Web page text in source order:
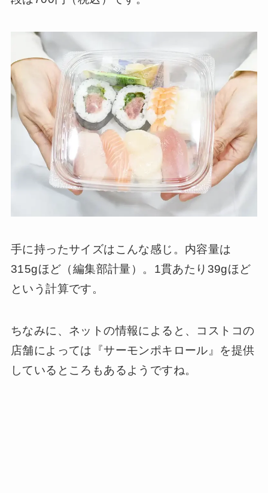
手に持ったサイズはこんな感じ。内容量は
315gほど（編集部計量）。1貫あたり39gほど
という計算です。
ちなみに、ネットの情報によると、コストコの
店舗によっては『サーモンポキロール』を提供
しているところもあるようですね。